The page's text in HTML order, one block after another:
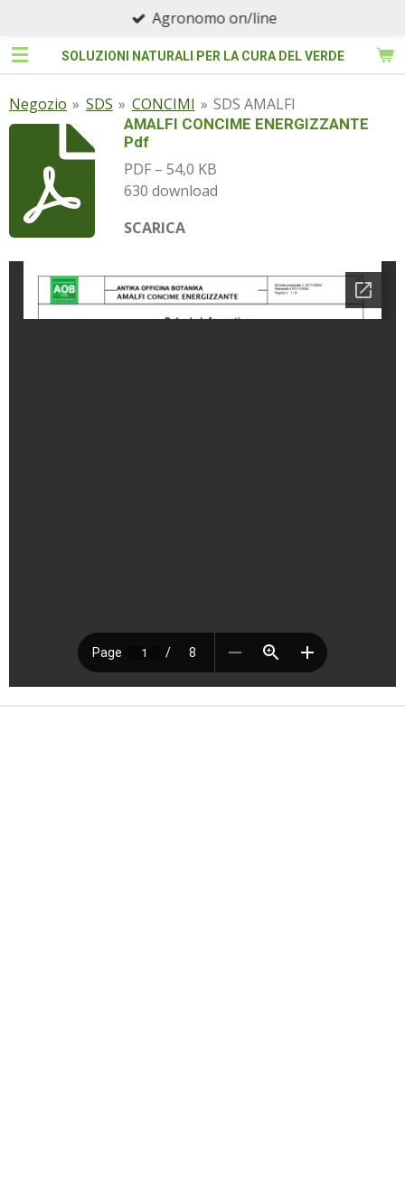
contenutoSOLUZIONI NATURALI PER LA CURA DEL VERDE
Agronomo on/line
Negozio » SDS » CONCIMI » SDS AMALFI
AMALFI CONCIME ENERGIZZANTE
Pdf
PDF – 54,0 KB
630 download
SCARICA